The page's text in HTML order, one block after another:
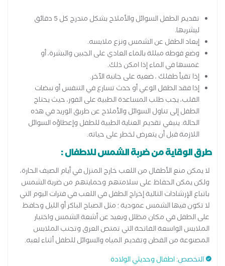
تقديم الطفل السوائل والأملاح بشكل متدرج كل 5 دقائق
ليشربها.
إبعاد الطفل عن الشمس ونزع ملابسه.
وضع فوطه مبللة بالماء العادي على الجبين والبشرة، أو
غمسها في الماء إذا امكن ذلك.
إذا تقيأ طفلك ، ضعيه على جانبه الآخر.
إذا فقد الطفل الوعي أو حدث تسارع في التنفس أو نبضات
القلب، يجب طلب المساعدة الطبية على الفور، حيث يحتاج
الطفل إلى تناول السوائل والأملاح عن طريق الوريد في هذه
الحالة. ينبغي تقديم العناية الطبية للطفل وإعطاؤه السوائل
اللازمة قبل أن يتعرض لخطر على حياته.
طرق الوقاية من ضربة الشمس للاطفال :
لا يمكن منع الأطفال من اللعب خارج المنزل في أيام الصيف الحارة،
ولكن يمكن الحفاظ على سلامتهم وحمايتهم من ضربة الشمس
باتباع الإرشادات التالية إخراج الطفل في اللعب في فترات اليوم التي
لا تكون فيها الشمس عمودية ؛ مثل الصباح الباكر أو الليل وحافظ
على الطفل في مكان مظلل وبعيد عن أشعة الشمس واختيار
الملابس الواسعة الفاتحة التي تمتص العرق وتجنب الملابس
المصنوعة من القطن وتقديم المياه والسوائل للطفل أثناء لعبه.
التخصص:اطفال وحديثي الولادة